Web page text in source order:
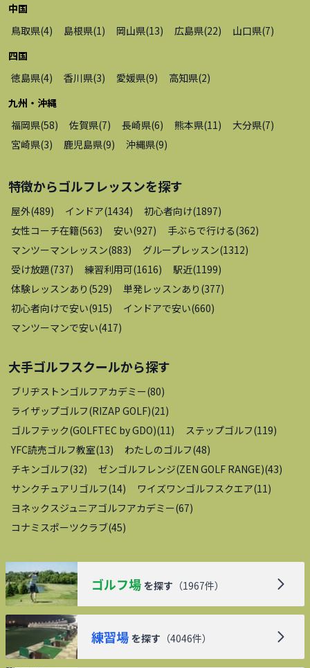
中国
鳥取県(4) 島根県(1 ) 岡山県(13) 広島県(22) 山口県(7)
四国
徳島県(4) 香川県(3) 愛媛県(9) 高知県(2)
九州・沖縄
福岡県(58) 佐賀県(7) 長崎県(6) 熊本県(11 ) 大分県(7)
宮崎県(3) 鹿児島県(9) 沖縄県(9)
特徴からゴルフレッスンを探す
屋外(489) インドア(1434) 初心者向け(1897)
女性コーチ在籍(563) 安い(927) 手ぶらで行ける(362)
マンツーマンレッスン(883) グループレッスン(1312)
受け放題(737) 練習利用可(1616) 駅近(1199)
体験レッスンあり (529) 単発レッスンあり (377)
初心者向けで安い(915) インドアで安い(660)
マンツーマンで安い(417)
大手ゴルフスクールから探す
ブリヂストンゴルフアカデミー(80)
ライザップゴルフ(RIZAP GOLF)(21 )
ゴルフテック(GOLFTEC by GDO)(11 ) ステップゴルフ(119)
YFC読売ゴルフ教室(13) わたしのゴルフ(48)
チキンゴルフ(32) ゼンゴルフレンジ(ZEN GOLF RANGE)(43)
サンクチュアリゴルフ(14) ワイズワンゴルフスクエア(11 )
ヨネックスジュニアゴルフアカデミー(67)
コナミスポーツクラブ(45)
ゴルフ場 を探す （1967件）
練習場 を探す （4046件）